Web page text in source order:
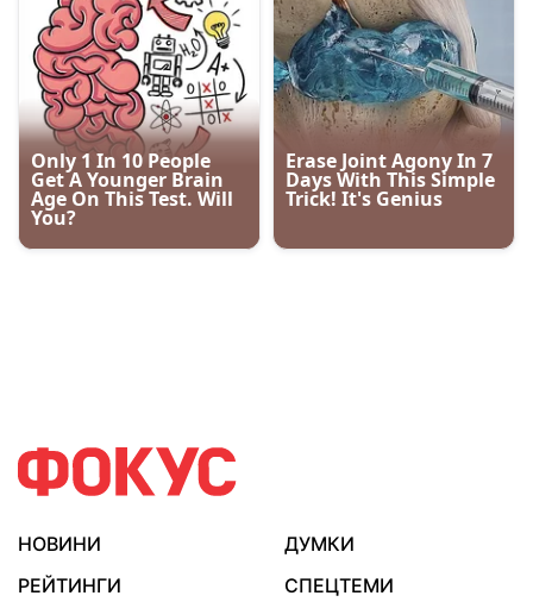
НОВИНИ
ДУМКИ
РЕЙТИНГИ
СПЕЦТЕМИ